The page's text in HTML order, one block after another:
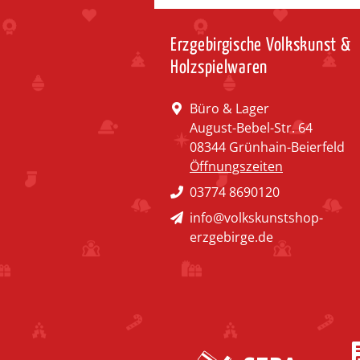
Erzgebirgische Volkskunst &
Holzspielwaren
Büro & Lager
August-Bebel-Str. 64
08344 Grünhain-Beierfeld
Öffnungszeiten
03774 8690120
info@volkskunstshop-
erzgebirge.de